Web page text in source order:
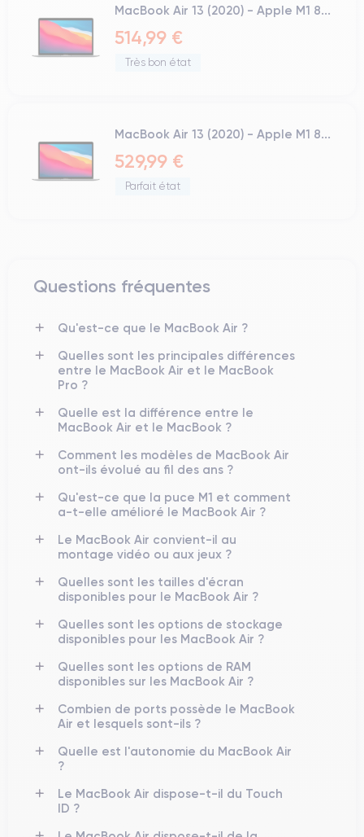
MacBook Air 13 (2020) - Apple M1 8...
514,99 €
Très bon état
MacBook Air 13 (2020) - Apple M1 8...
529,99 €
Parfait état
Questions fréquentes
Qu'est-ce que le MacBook Air ?
Quelles sont les principales différences
entre le MacBook Air et le MacBook
Pro ?
Quelle est la différence entre le
MacBook Air et le MacBook ?
Comment les modèles de MacBook Air
ont-ils évolué au fil des ans ?
Qu'est-ce que la puce M1 et comment
a-t-elle amélioré le MacBook Air ?
Le MacBook Air convient-il au
montage vidéo ou aux jeux ?
Quelles sont les tailles d'écran
disponibles pour le MacBook Air ?
Quelles sont les options de stockage
disponibles pour les MacBook Air ?
Quelles sont les options de RAM
disponibles sur les MacBook Air ?
Combien de ports possède le MacBook
Air et lesquels sont-ils ?
Quelle est l'autonomie du MacBook Air
?
Le MacBook Air dispose-t-il du Touch
ID ?